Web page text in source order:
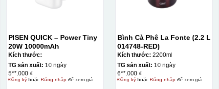
PISEN QUICK – Power Tiny
20W 10000mAh
Kích thước:
TG sản xuất: 10 ngày
5**.000 ₫
Đăng kýhoặc Đăng nhậpđể xem giá
Bình Cà Phê La Fonte (2.2 L
014748-RED)
Kích thước: 2200ml
TG sản xuất: 10 ngày
6**.000 ₫
Đăng kýhoặc Đăng nhậpđể xem giá